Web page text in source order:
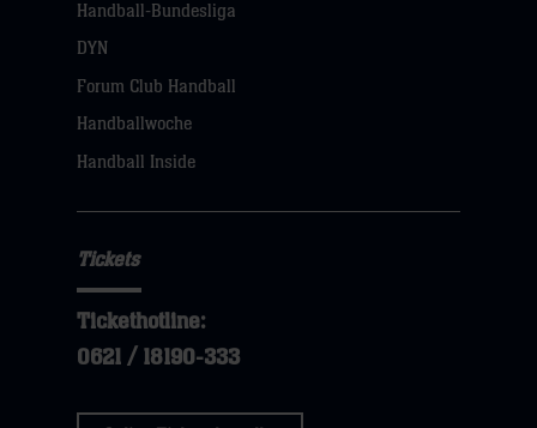
Navigation
öffnen,
dann
klicken
Handball-Bundesliga
DYN
Forum Club Handball
Handballwoche
Handball Inside
Tickets
Tickethotline:
0621 / 18190-333